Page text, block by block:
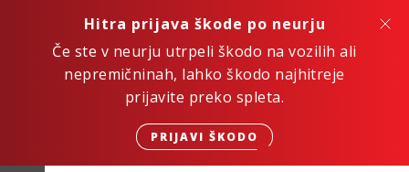
Hitra prijava škode po neurju
Če ste v neurju utrpeli škodo na vozilih ali
nepremičninah, lahko škodo najhitreje
prijavite preko spleta.
PRIJAVI ŠKODO